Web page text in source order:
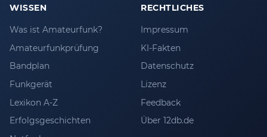
WISSEN
Was ist Amateurfunk?
Amateurfunkprüfung
Bandplan
Funkgerät
Lexikon A-Z
Erfolgsgeschichten
RECHTLICHES
Impressum
KI-Fakten
Datenschutz
Lizenz
Feedback
Über 12db.de